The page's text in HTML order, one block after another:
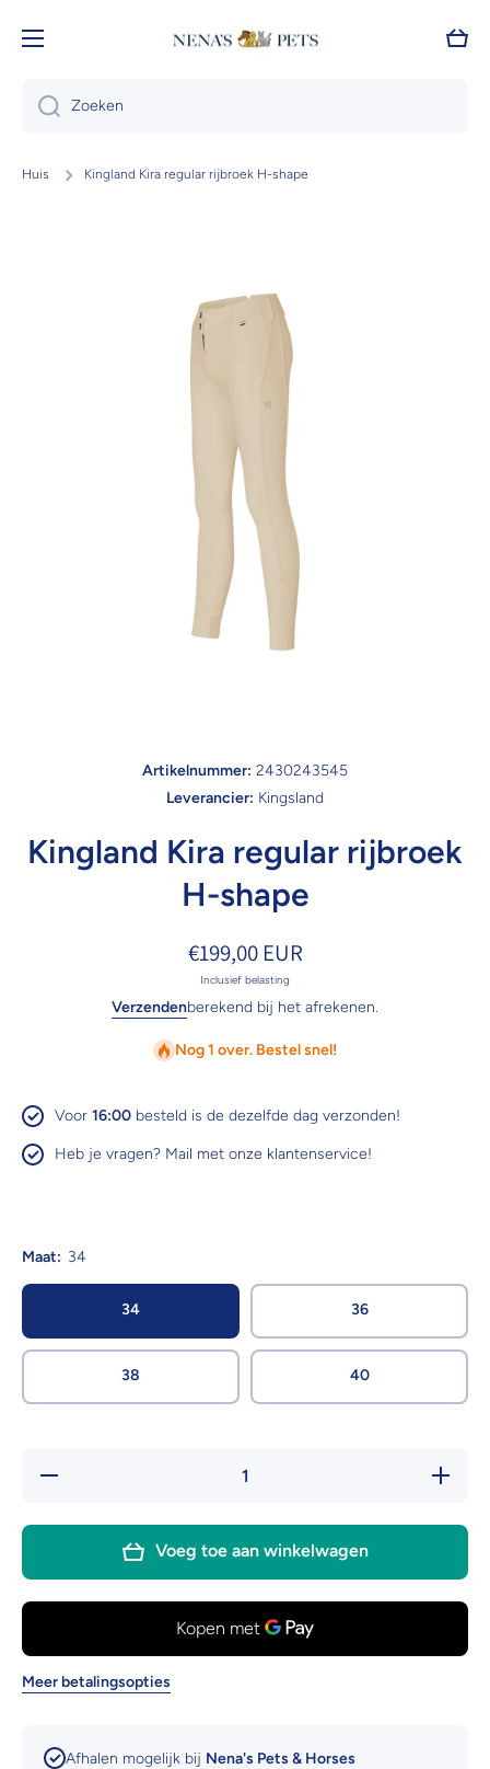
Doorgaan naar artikel
Zoeken
Huis Kingland Kira regular rijbroek H-shape
Artikelnummer: 2430243545
Leverancier: Kingsland
Kingland Kira regular rijbroek
H-shape
€199,00 EUR
Inclusief belasting
Verzendenberekend bij het afrekenen.
Nog 1 over. Bestel snel!
Voor 16:00 besteld is de dezelfde dag verzonden!
Heb je vragen? Mail met onze klantenservice!
Maat: 34
34 36
38 40
Hoeveelheid
Verhoog
Kira
shape
Voeg toe aan winkelwagen
Meer betalingsopties
Afhalen mogelijk bij Nena's Pets & Horses